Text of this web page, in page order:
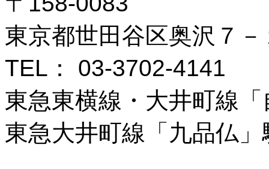
東京都世田谷区奥沢７
TEL： 03-3702-4141
東急東横線・大井町線
東急大井町線「九品仏